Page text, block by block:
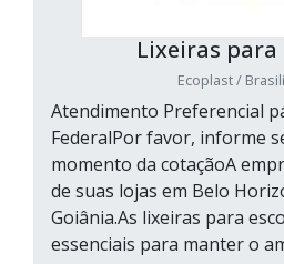
Lixeiras para
Ecoplast /
Atendimento Preferencial
FederalPor favor, informe
momento da cotaçãoA
de suas lojas em Belo
Goiânia.As lixeiras para
essenciais para manter o